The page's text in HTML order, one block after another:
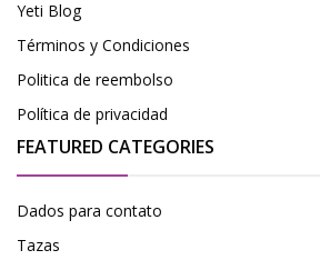
Yeti Blog
Términos y Condiciones
Politica de reembolso
Política de privacidad
FEATURED CATEGORIES
Dados para contato
Tazas